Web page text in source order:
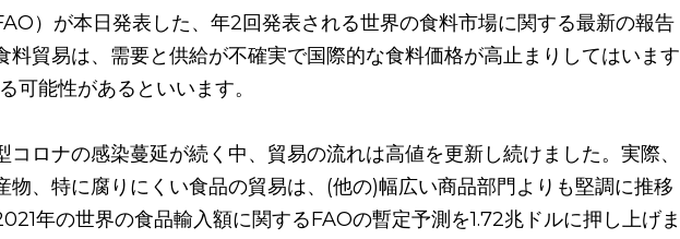
）が本日発表した、年2回発表される世界の食料市場に関する最新の報告
料貿易は、需要と供給が不確実で国際的な食料価格が高止まりしてはいます
可能性があるといいます。
コロナの感染蔓延が続く中、貿易の流れは高値を更新し続けました。実際、
物、特に腐りにくい食品の貿易は、(他の)幅広い商品部門よりも堅調に推移
年の世界の食品輸入額に関するFAOの暫定予測を1.72兆ドルに押し上げま